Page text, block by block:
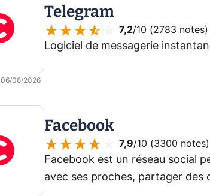
06/08/2026
Telegram
7,2/10 (2783 notes)
Logiciel de messagerie
Facebook
7,9/10 (3300 notes)
Facebook est un réseau social
avec ses proches, partager des